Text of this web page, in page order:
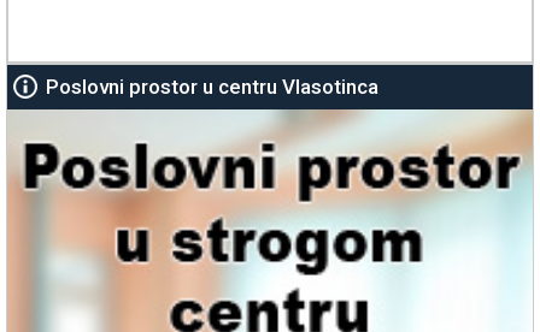
Poslovni prostor u centru Vlasotinca